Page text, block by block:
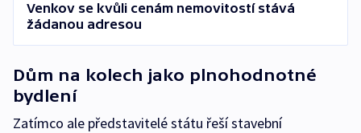
Venkov se kvůli cenám nemovitostí stává
žádanou adresou
Dům na kolech jako plnohodnotné
bydlení
Zatímco ale představitelé státu řeší stavební